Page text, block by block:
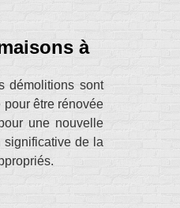
à
démolitions sont
être rénovée
une nouvelle
significative de la